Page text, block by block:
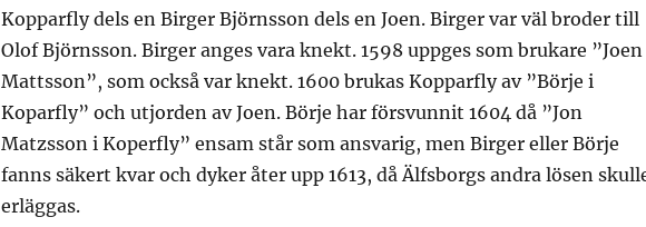
Kopparfly dels en Birger Björnsson dels en Joen. Birger var väl broder till
Olof Björnsson. Birger anges vara knekt. 1598 uppges som brukare ”Joen
Mattsson”, som också var knekt. 1600 brukas Kopparfly av ”Börje i
Koparfly” och utjorden av Joen. Börje har försvunnit 1604 då ”Jon
Matzsson i Koperfly” ensam står som ansvarig, men Birger eller Börje
fanns säkert kvar och dyker åter upp 1613, då Älfsborgs andra lösen
erläggas.